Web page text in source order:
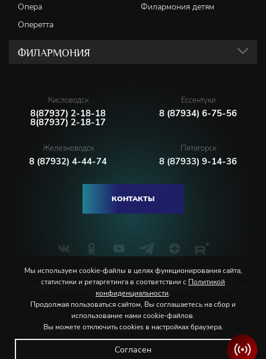
Опера
Филармония детям
Оперетта
ФИЛАРМОНИЯ
Кисловодск
8(87937) 2-18-18
8(87937) 2-18-17
Ессентуки
8 (87934) 6-75-56
Железноводск
8 (87932) 4-44-74
Пятигорск
8 (87933) 9-14-36
КОНТАКТЫ
Политика конфиденциальности Соглашение пользователя
© 2026 Северо-Кавказская государственная филармония
им. В.И. Сафонова
Мы используем cookie-файлы в целях функционирования сайта,
статистики и ретаргетинга в соответствии с Политикой
конфиденциальности.
Продолжая пользоваться сайтом, Вы соглашаетесь на сбор и
использование нами cookie-файлов.
Вы можете отключить cookies в настройках браузера.
Согласен